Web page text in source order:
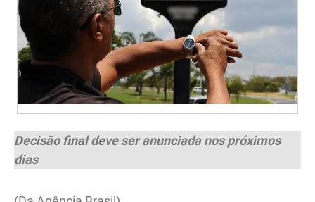
Decisão final deve ser anunciada nos próximos
dias